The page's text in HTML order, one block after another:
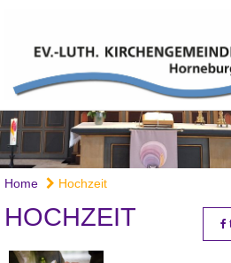
Home Hochzeit
HOCHZEIT